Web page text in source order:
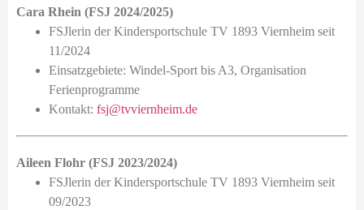
Cara Rhein (FSJ 2024/2025)
FSJlerin der Kindersportschule TV 1893 Viernheim seit
11/2024
Einsatzgebiete: Windel-Sport bis A3, Organisation
Ferienprogramme
Kontakt: fsj@tvviernheim.de
Aileen Flohr (FSJ 2023/2024)
FSJlerin der Kindersportschule TV 1893 Viernheim seit
09/2023